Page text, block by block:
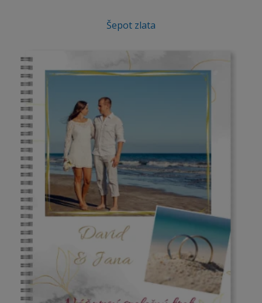
Šepot zlata